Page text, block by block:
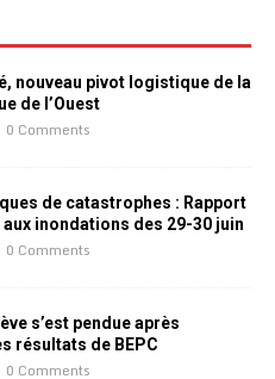
nouveau pivot logistique de la
de l’Ouest
0 Comments
de catastrophes : Rapport
inondations des 29-30 juin
0 Comments
s’est pendue après
résultats de BEPC
0 Comments